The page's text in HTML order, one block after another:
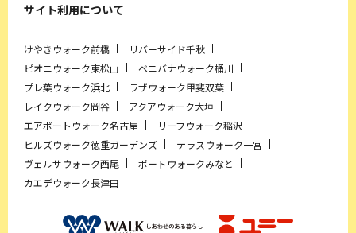
サイト利用について
けやきウォーク前橋
リバーサイド千秋
ピオニウォーク東松山
ベニバナウォーク桶川
プレ葉ウォーク浜北
ラザウォーク甲斐双葉
レイクウォーク岡谷
アクアウォーク大垣
エアポートウォーク名古屋
リーフウォーク稲沢
ヒルズウォーク徳重ガーデンズ
テラスウォーク一宮
ヴェルサウォーク西尾
ポートウォークみなと
カエデウォーク長津田